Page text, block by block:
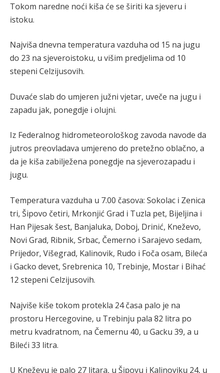
Tokom naredne noći kiša će se širiti ka sjeveru i
istoku.
Najviša dnevna temperatura vazduha od 15 na jugu
do 23 na sjeveroistoku, u višim predjelima od 10
stepeni Celzijusovih.
Duvaće slab do umjeren južni vjetar, uveče na jugu i
zapadu jak, ponegdje i olujni.
Iz Federalnog hidrometeorološkog zavoda navode da
jutros preovladava umjereno do pretežno oblačno, a
da je kiša zabilježena ponegdje na sjeverozapadu i
jugu.
Temperatura vazduha u 7.00 časova: Sokolac i Zenica
tri, Šipovo četiri, Mrkonjić Grad i Tuzla pet, Bijeljina i
Han Pijesak šest, Banjaluka, Doboj, Drinić, Kneževo,
Novi Grad, Ribnik, Srbac, Čemerno i Sarajevo sedam,
Prijedor, Višegrad, Kalinovik, Rudo i Foča osam, Bileća
i Gacko devet, Srebrenica 10, Trebinje, Mostar i Bihać
12 stepeni Celzijusovih.
Najviše kiše tokom protekla 24 časa palo je na
prostoru Hercegovine, u Trebinju pala 82 litra po
metru kvadratnom, na Čemernu 40, u Gacku 39, a u
Bileći 33 litra.
U Kneževu je palo 27 litara, u Šipovu i Kalinoviku 24, u